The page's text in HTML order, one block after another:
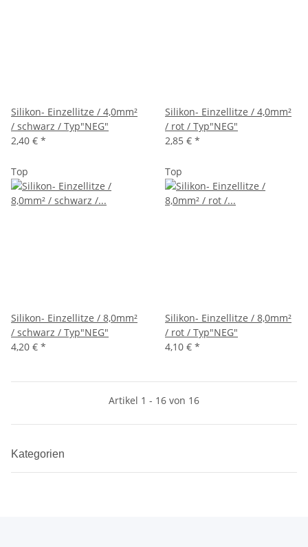
Silikon- Einzellitze / 4,0mm²
/ schwarz / Typ"NEG"
2,40 € *
Silikon- Einzellitze / 4,0mm²
/ rot / Typ"NEG"
2,85 € *
Top
Silikon- Einzellitze / 8,0mm²
/ schwarz / Typ"NEG"
4,20 € *
Top
Silikon- Einzellitze / 8,0mm²
/ rot / Typ"NEG"
4,10 € *
Artikel 1 - 16 von 16
Kategorien